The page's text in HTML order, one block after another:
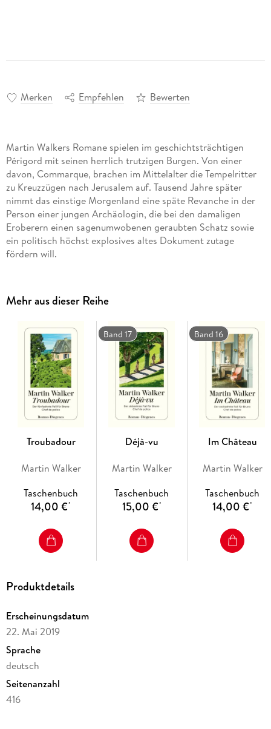
Merken Empfehlen Bewerten
Martin Walkers Romane spielen im geschichtsträchtigen
Périgord mit seinen herrlich trutzigen Burgen. Von einer
davon, Commarque, brachen im Mittelalter die Tempelritter
zu Kreuzzügen nach Jerusalem auf. Tausend Jahre später
nimmt das einstige Morgenland eine späte Revanche in der
Person einer jungen Archäologin, die bei den damaligen
Eroberern einen sagenumwobenen geraubten Schatz sowie
ein politisch höchst explosives altes Dokument zutage
fördern will.
Mehr aus dieser Reihe
Troubadour
Martin Walker
Taschenbuch
14,00 €*
Band 17
Déjà-vu
Martin Walker
Taschenbuch
15,00 €*
Band 16
Im Château
Martin Walker
Taschenbuch
14,00 €*
Produktdetails
Erscheinungsdatum
22. Mai 2019
Sprache
deutsch
Seitenanzahl
416